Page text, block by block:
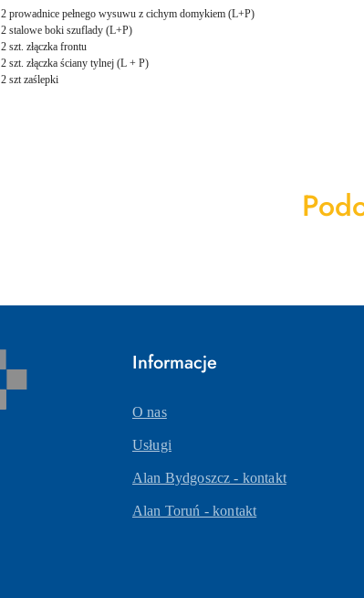
2 prowadnice pełnego wysuwu z cichym domykiem (L+P)
2 stalowe boki szuflady (L+P)
2 szt. złączka frontu
2 szt. złączka ściany tylnej (L + P)
2 szt zaślepki
Informacje
O nas
Usługi
Alan Bydgoszcz - kontakt
Alan Toruń - kontakt